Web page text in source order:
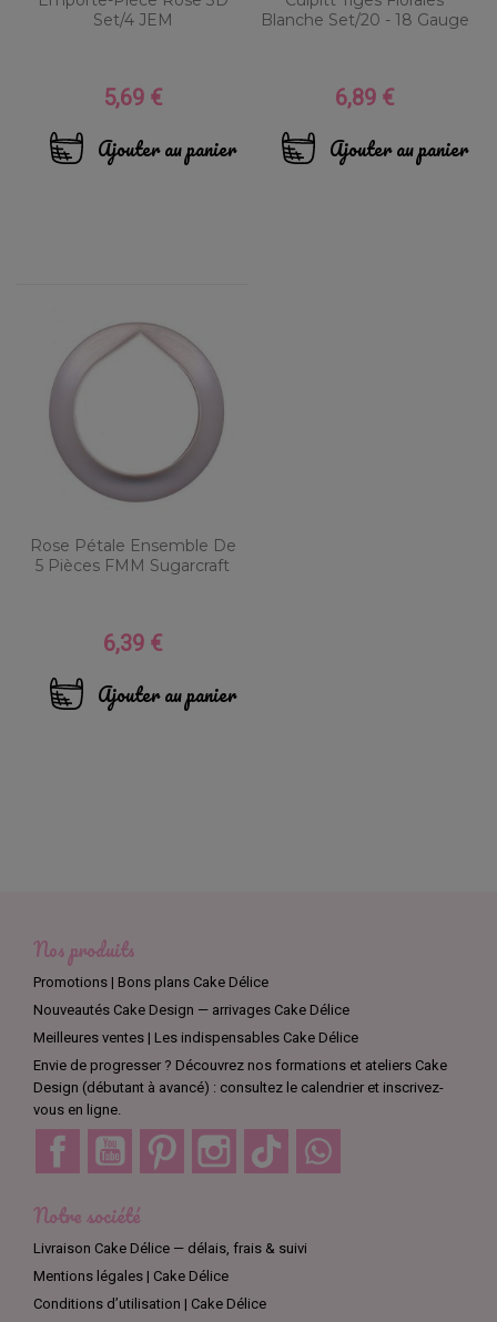
Set/4 JEM
Prix
5,69 €
Ajouter au panier
Blanche Set/20 - 18 Gauge
Prix
6,89 €
Ajouter au panier
Rose Pétale Ensemble De
5 Pièces FMM Sugarcraft
Prix
6,39 €
Ajouter au panier
Nos produits
Promotions | Bons plans Cake Délice
Nouveautés Cake Design — arrivages Cake Délice
Meilleures ventes | Les indispensables Cake Délice
Envie de progresser ? Découvrez nos formations et ateliers Cake
Design (débutant à avancé) : consultez le calendrier et inscrivez-
vous en ligne.
Facebook YouTube Pinterest Instagram TikTok
Notre société
Livraison Cake Délice — délais, frais & suivi
Mentions légales | Cake Délice
Conditions d’utilisation | Cake Délice